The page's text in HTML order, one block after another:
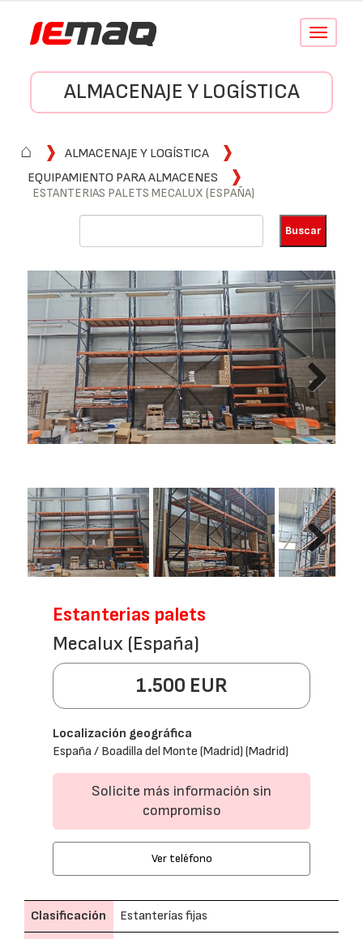
Conmutar
ALMACENAJE Y LOGÍSTICA
⌂
ALMACENAJE Y LOGÍSTICA
EQUIPAMIENTO PARA ALMACENES
ESTANTERIAS PALETS MECALUX (ESPAÑA)
Next
Next
Estanterias palets
Mecalux (España)
1.500 EUR
Localización geográfica
España / Boadilla del Monte (Madrid) (Madrid)
Solicite más información sin
compromiso
Ver teléfono
Clasificación Estanterías fijas